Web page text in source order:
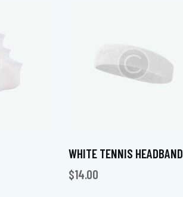
WHITE TENNIS HEADBAND
$14.00